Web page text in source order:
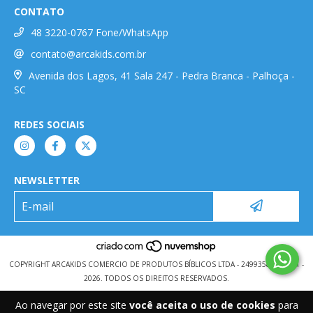
Ao navegar por este site você aceita o uso de cookies para
CONTATO
48 3220-0767 Fone/WhatsApp
contato@arcakids.com.br
Avenida dos Lagos, 41 Sala 247 - Pedra Branca - Palhoça -
SC
REDES SOCIAIS
NEWSLETTER
COPYRIGHT ARCAKIDS COMERCIO DE PRODUTOS BÍBLICOS LTDA - 24993584000101 -
2026. TODOS OS DIREITOS RESERVADOS.